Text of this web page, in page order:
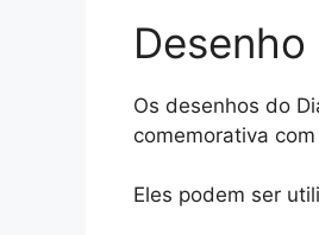
Os desenhos do
comemorativa
Eles podem ser